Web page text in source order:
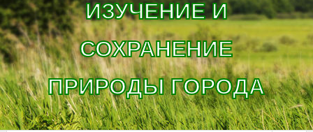
ИЗУЧЕНИЕ И
СОХРАНЕНИЕ
ПРИРОДЫ ГОРОДА